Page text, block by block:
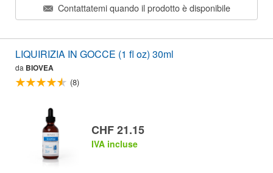
Contattatemi quando il prodotto è disponibile
LIQUIRIZIA IN GOCCE (1 fl oz) 30ml
da BIOVEA
(8)
CHF 21.15
IVA incluse